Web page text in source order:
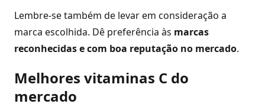
Lembre-se também de levar em consideração a
marca escolhida. Dê preferência às marcas
reconhecidas e com boa reputação no mercado.
Melhores vitaminas C do
mercado